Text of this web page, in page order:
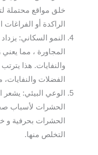
خلق مواقع محتملة
الراكدة أو
النمو السكاني:
المجاورة ، مما يعني
والنفايات. هذا
الفضلات
الوعي البيئي: يشعر
الحشرات لأسباب
الحشرات بحرفية و
التخلص منها.